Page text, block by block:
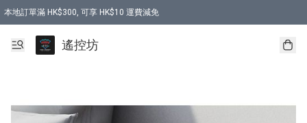
本地訂單滿 HK$300, 可享 HK$10 運費減免
購買 7.6V 6500mah 70C 電池 送 7.6V USB充電器
遙控坊